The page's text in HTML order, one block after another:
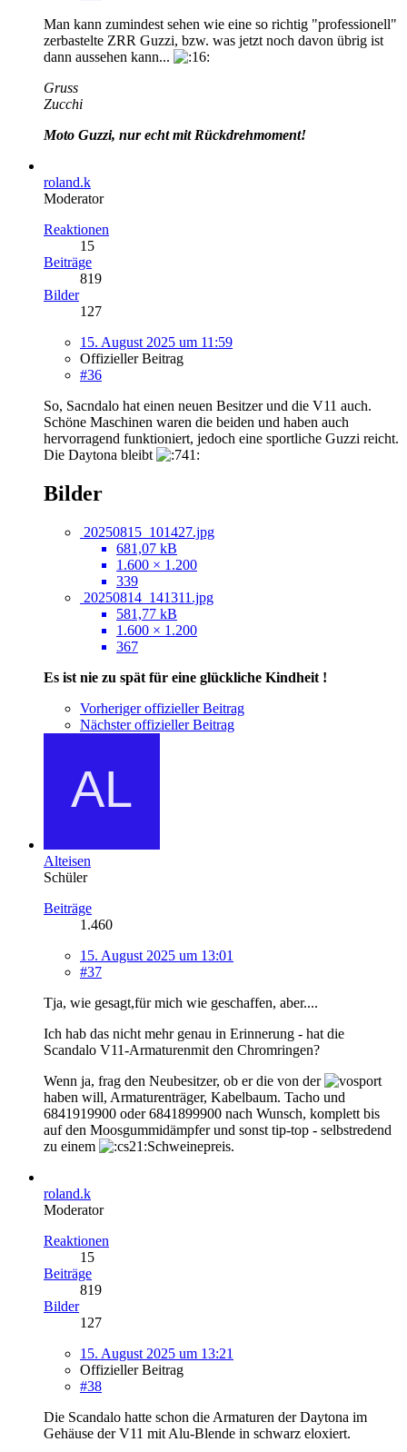
Man kann zumindest sehen wie eine so richtig "professionell"
zerbastelte ZRR Guzzi, bzw. was jetzt noch davon übrig ist
dann aussehen kann...
Gruss
Zucchi
Moto Guzzi, nur echt mit Rückdrehmoment!
roland.k
Moderator
Reaktionen
15
Beiträge
819
Bilder
127
15. August 2025 um 11:59
Offizieller Beitrag
#36
So, Sacndalo hat einen neuen Besitzer und die V11 auch.
Schöne Maschinen waren die beiden und haben auch
hervorragend funktioniert, jedoch eine sportliche Guzzi reicht.
Die Daytona bleibt
Bilder
20250815_101427.jpg
681,07 kB
1.600 × 1.200
339
20250814_141311.jpg
581,77 kB
1.600 × 1.200
367
Es ist nie zu spät für eine glückliche Kindheit !
Vorheriger offizieller Beitrag
Nächster offizieller Beitrag
Alteisen
Schüler
Beiträge
1.460
15. August 2025 um 13:01
#37
Tja, wie gesagt,für mich wie geschaffen, aber....
Ich hab das nicht mehr genau in Erinnerung - hat die
Scandalo V11-Armaturenmit den Chromringen?
Wenn ja, frag den Neubesitzer, ob er die von der
haben will, Armaturenträger, Kabelbaum. Tacho und
6841919900 oder 6841899900 nach Wunsch, komplett bis
auf den Moosgummidämpfer und sonst tip-top - selbstredend
zu einem
Schweinepreis.
roland.k
Moderator
Reaktionen
15
Beiträge
819
Bilder
127
15. August 2025 um 13:21
Offizieller Beitrag
#38
Die Scandalo hatte schon die Armaturen der Daytona im
Gehäuse der V11 mit Alu-Blende in schwarz eloxiert.